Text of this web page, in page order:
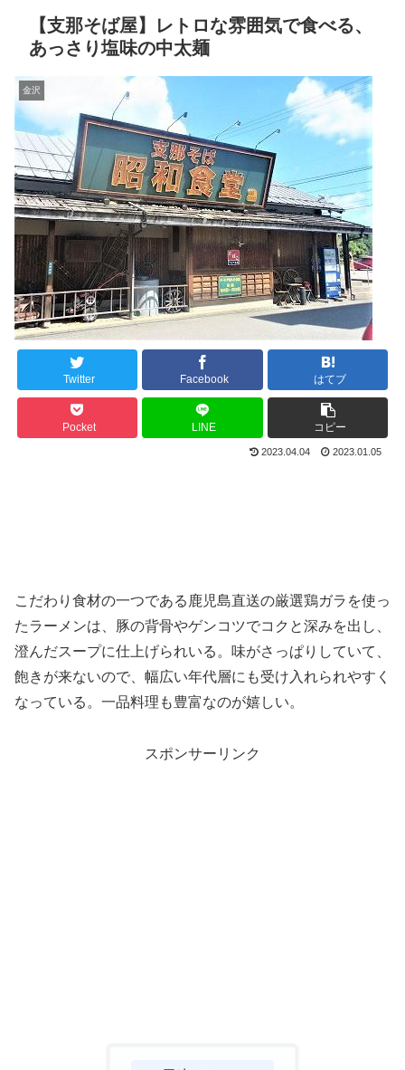
【支那そば屋】レトロな雰囲気で食べる、
あっさり塩味の中太麺
金沢
Twitter Facebook はてブ
Pocket LINE コピー
2023.04.04 2023.01.05
こだわり食材の一つである鹿児島直送の厳選鶏ガラを使っ
たラーメンは、豚の背骨やゲンコツでコクと深みを出し、
澄んだスープに仕上げられいる。味がさっぱりしていて、
飽きが来ないので、幅広い年代層にも受け入れられやすく
なっている。一品料理も豊富なのが嬉しい。
スポンサーリンク